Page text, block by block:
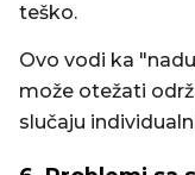
teško.
Ovo vodi ka
može otežati
slučaju